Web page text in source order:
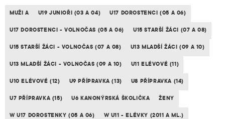
MUŽI A U19 JUNIOŘI (03 A 04) U17 DOROSTENCI (05 A 06)
U17 DOROSTENCI - VOLNOČAS (05 A 06) U15 STARŠÍ ŽÁCI (07 A 08)
U15 STARŠÍ ŽÁCI - VOLNOČAS (07 A 08) U13 MLADŠÍ ŽÁCI (09 A 10)
U13 MLADŠÍ ŽÁCI - VOLNOČAS (09 A 10) U11 ELÉVOVÉ (11)
U10 ELÉVOVÉ (12) U9 PŘÍPRAVKA (13) U8 PŘÍPRAVKA (14)
U7 PŘÍPRAVKA (15) U6 KANONÝRSKÁ ŠKOLIČKA ŽENY
W U17 DOROSTENKY (05 A 06) W U11 - ELÉVKY (2011 A ML.)